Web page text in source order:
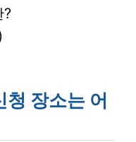
청 장소는 어